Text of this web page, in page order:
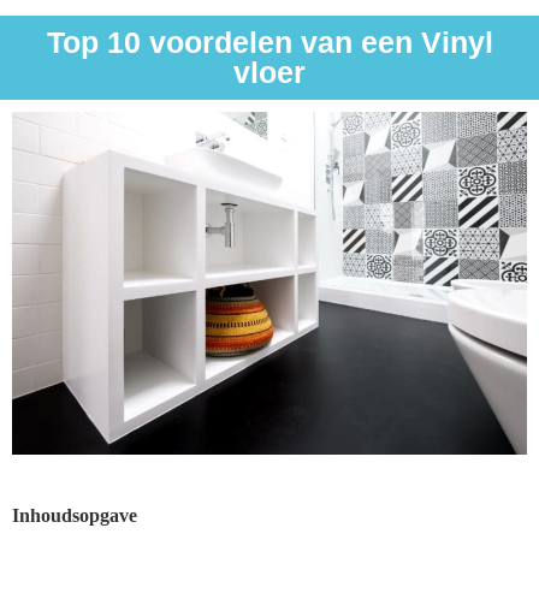
Top 10 voordelen van een Vinyl
vloer
Inhoudsopgave